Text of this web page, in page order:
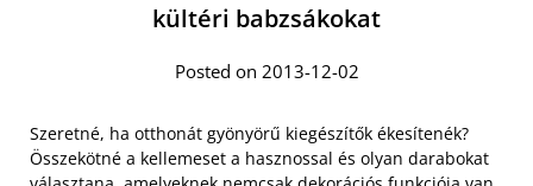
kültéri babzsákokat
Posted on 2013-12-02
Szeretné, ha otthonát gyönyörű kiegészítők ékesítenék?
Összekötné a kellemeset a hasznossal és olyan darabokat